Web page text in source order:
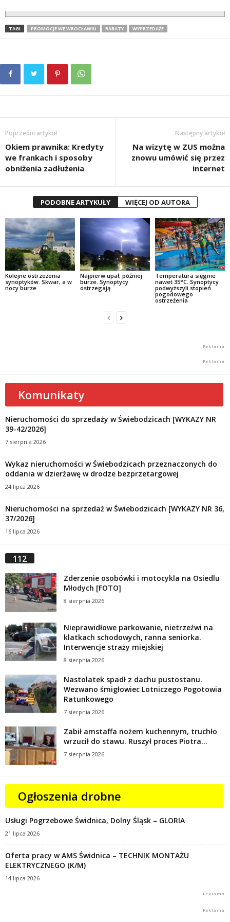
TAGI PROMOCJE WE WROCŁAWIU RABATY WYPRZEDAŻE
Poprzedni artykuł
Okiem prawnika: Kredyty
we frankach i sposoby
obniżenia zadłużenia
Następny artykuł
Na wizytę w ZUS można
znowu umówić się przez
internet
PODOBNE ARTYKUŁY WIĘCEJ OD AUTORA
Kolejne ostrzeżenia
synoptyków. Skwar, a w
nocy burze
Najpierw upał, później
burze. Synoptycy
ostrzegają
Temperatura sięgnie
nawet 35°C. Synoptycy
podwyższyli stopień
pogodowego
ostrzeżenia
Komunikaty
Nieruchomości do sprzedaży w Świebodzicach [WYKAZY NR
39-42/2026]
7 sierpnia 2026
Wykaz nieruchomości w Świebodzicach przeznaczonych do
oddania w dzierżawę w drodze bezprzetargowej
24 lipca 2026
Nieruchomości na sprzedaż w Świebodzicach [WYKAZY NR 36,
37/2026]
16 lipca 2026
112
Zderzenie osobówki i motocykla na Osiedlu
Młodych [FOTO]
8 sierpnia 2026
Nieprawidłowe parkowanie, nietrzeźwi na
klatkach schodowych, ranna seniorka.
Interwencje straży miejskiej
8 sierpnia 2026
Nastolatek spadł z dachu pustostanu.
Wezwano śmigłowiec Lotniczego Pogotowia
Ratunkowego
7 sierpnia 2026
Zabił amstaffa nożem kuchennym, truchło
wrzucił do stawu. Ruszył proces Piotra...
7 sierpnia 2026
Ogłoszenia drobne
Usługi Pogrzebowe Świdnica, Dolny Śląsk – GLORIA
21 lipca 2026
Oferta pracy w AMS Świdnica – TECHNIK MONTAŻU
ELEKTRYCZNEGO (K/M)
14 lipca 2026